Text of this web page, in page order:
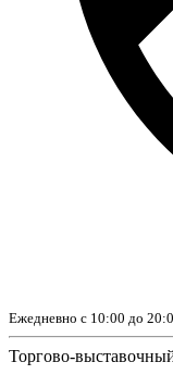
Ежедневно с 10:00 до
Торгово-